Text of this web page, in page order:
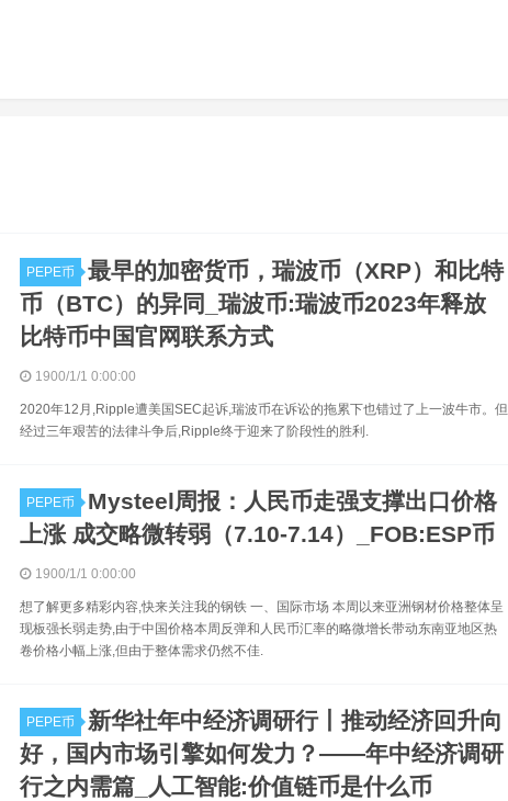
PEPE币
最早的加密货币，瑞波币（XRP）和比特
币（BTC）的异同_瑞波币:瑞波币2023年释放
比特币中国官网联系方式
1900/1/1 0:00:00
2020年12月,Ripple遭美国SEC起诉,瑞波币在诉讼的拖累下也错过了上一波牛市。但
经过三年艰苦的法律斗争后,Ripple终于迎来了阶段性的胜利.
PEPE币
Mysteel周报：人民币走强支撑出口价格
上涨 成交略微转弱（7.10-7.14）_FOB:ESP币
1900/1/1 0:00:00
想了解更多精彩内容,快来关注我的钢铁 一、国际市场 本周以来亚洲钢材价格整体呈
现板强长弱走势,由于中国价格本周反弹和人民币汇率的略微增长带动东南亚地区热
卷价格小幅上涨,但由于整体需求仍然不佳.
PEPE币
新华社年中经济调研行丨推动经济回升向
好，国内市场引擎如何发力？——年中经济调研
行之内需篇_人工智能:价值链币是什么币